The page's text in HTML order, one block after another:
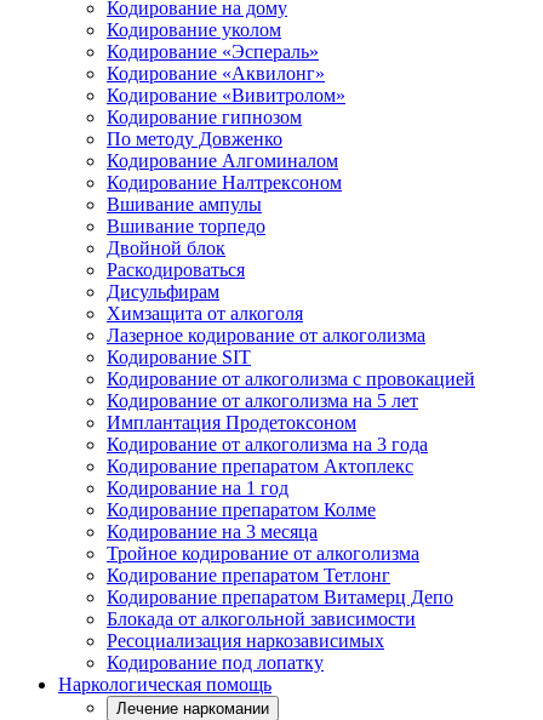
Кодирование на дому
Кодирование уколом
Кодирование «Эспераль»
Кодирование «Аквилонг»
Кодирование «Вивитролом»
Кодирование гипнозом
По методу Довженко
Кодирование Алгоминалом
Кодирование Налтрексоном
Вшивание ампулы
Вшивание торпедо
Двойной блок
Раскодироваться
Дисульфирам
Химзащита от алкоголя
Лазерное кодирование от алкоголизма
Кодирование SIT
Кодирование от алкоголизма с провокацией
Кодирование от алкоголизма на 5 лет
Имплантация Продетоксоном
Кодирование от алкоголизма на 3 года
Кодирование препаратом Актоплекс
Кодирование на 1 год
Кодирование препаратом Колме
Кодирование на 3 месяца
Тройное кодирование от алкоголизма
Кодирование препаратом Тетлонг
Кодирование препаратом Витамерц Депо
Блокада от алкогольной зависимости
Ресоциализация наркозависимых
Кодирование под лопатку
Наркологическая помощь
Лечение наркомании